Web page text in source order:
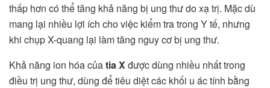
thấp hơn có thể tăng khả năng bị ung thư do xạ trị. Mặc dù
mang lại nhiều lợi ích cho việc kiểm tra trong Y tế, nhưng
khi chụp X-quang lại làm tăng nguy cơ bị ung thư.
Khả năng ion hóa củatia Xđược dùng nhiều nhất trong
điều trị ung thư, dùng để tiêu diệt các khối u ác tính bằng